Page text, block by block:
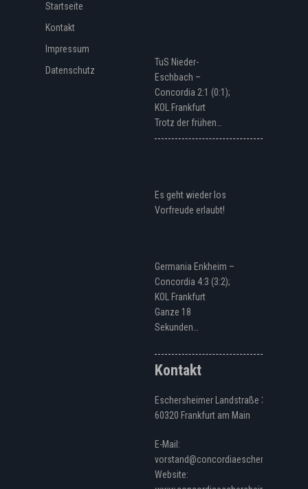
Startseite
Kontakt
Impressum
Datenschutz
TuS Nieder-
Eschbach –
Concordia 2:1 (0:1);
KOL Frankfurt
Trotz der frühen…
Es geht wieder los
Vorfreude erlaubt!
Germania Enkheim –
Concordia 4:3 (3:2);
KOL Frankfurt
Ganze 18
Sekunden…
Kontakt
Eschersheimer Landstraße 328
60320 Frankfurt am Main
E-Mail:
vorstand@concordiaeschersheim.de
Website: